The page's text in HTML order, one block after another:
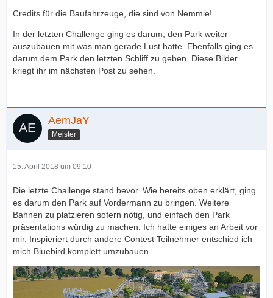
Credits für die Baufahrzeuge, die sind von Nemmie!
In der letzten Challenge ging es darum, den Park weiter
auszubauen mit was man gerade Lust hatte. Ebenfalls ging es
darum dem Park den letzten Schliff zu geben. Diese Bilder
kriegt ihr im nächsten Post zu sehen.
AemJaY
Meister
15. April 2018 um 09:10
Die letzte Challenge stand bevor. Wie bereits oben erklärt, ging
es darum den Park auf Vordermann zu bringen. Weitere
Bahnen zu platzieren sofern nötig, und einfach den Park
präsentations würdig zu machen. Ich hatte einiges an Arbeit vor
mir. Inspieriert durch andere Contest Teilnehmer entschied ich
mich Bluebird komplett umzubauen.